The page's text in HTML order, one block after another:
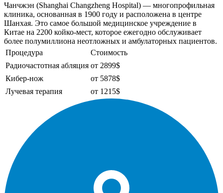
Чанчжэн (Shanghai Changzheng Hospital) — многопрофильная
клиника, основанная в 1900 году и расположена в центре
Шанхая. Это самое большой медицинское учреждение в
Китае на 2200 койко-мест, которое ежегодно обслуживает
более полумиллиона неотложных и амбулаторных пациентов.
Процедура
Стоимость
Радиочастотная абляция от 2899$
Кибер-нож
от 5878$
Лучевая терапия
от 1215$